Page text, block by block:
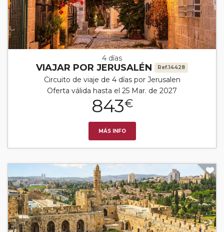
4 días
VIAJAR POR JERUSALÉN Ref.14428
Circuito de viaje de 4 días por Jerusalen
Oferta válida hasta el 25 Mar. de 2027
843€
MÁS INFO